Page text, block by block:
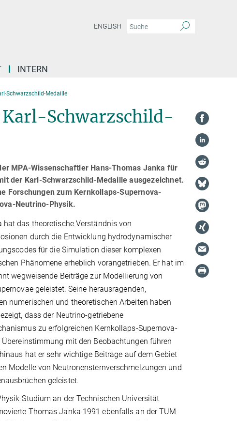
ENGLISH
INTERN
Schwarzschild-Medaille
Schwarzschild-
MPA-Wissenschaftler Hans-Thomas Janka für
der Karl-Schwarzschild-Medaille ausgezeichnet.
Forschungen zum Kernkollaps-Supernova-
Neutrino-Physik.
hat das theoretische Verständnis von
durch die Entwicklung hydrodynamischer
für die Simulation dieser komplexen
Phänomene erheblich vorangetrieben. Er hat im
wegweisende Beiträge zur Modellierung von
geleistet. Seine herausragenden,
numerischen und theoretischen Arbeiten haben
dass der Neutrino-getriebene
zu erfolgreichen Kernkollaps-Supernova-
mit den Beobachtungen führen
hat er sehr wichtige Beiträge auf dem Gebiet
Modelle von Neutronensternverschmelzungen und
geleistet.
Studium an der Technischen Universität
Thomas Janka 1991 ebenfalls an der TUM